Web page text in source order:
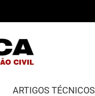
ARTIGOS TÉCNICOS